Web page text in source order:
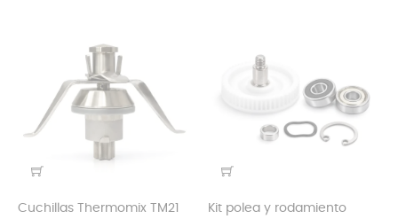
Cuchillas Thermomix TM21
Kit polea y rodamiento